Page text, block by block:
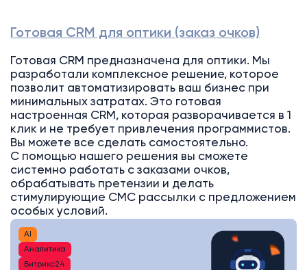
Готовая CRM для оптики (заказ очков)
Готовая CRM предназначена для оптики. Мы
разработали комплексное решение, которое
позволит автоматизировать ваш бизнес при
минимальных затратах. Это готовая
настроенная CRM, которая разворачивается в 1
клик и не требует привлечения программистов.
Вы можете все сделать самостоятельно.
С помощью нашего решения вы сможете
системно работать с заказами очков,
обрабатывать претензии и делать
стимулирующие СМС рассылки с предложением
особых условий.
AI
Аналитика
Битрикс24